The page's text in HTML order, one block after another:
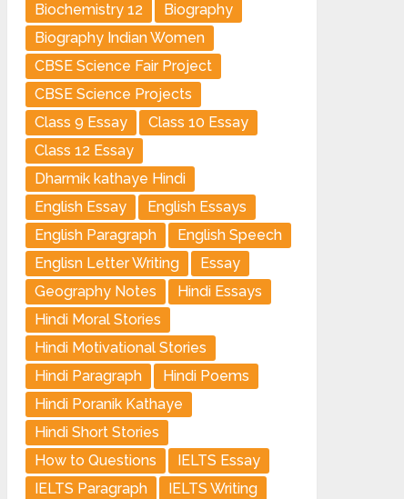
Biochemistry 12
Biography
Biography Indian Women
CBSE Science Fair Project
CBSE Science Projects
Class 9 Essay
Class 10 Essay
Class 12 Essay
Dharmik kathaye Hindi
English Essay
English Essays
English Paragraph
English Speech
Englisn Letter Writing
Essay
Geography Notes
Hindi Essays
Hindi Moral Stories
Hindi Motivational Stories
Hindi Paragraph
Hindi Poems
Hindi Poranik Kathaye
Hindi Short Stories
How to Questions
IELTS Essay
IELTS Paragraph
IELTS Writing